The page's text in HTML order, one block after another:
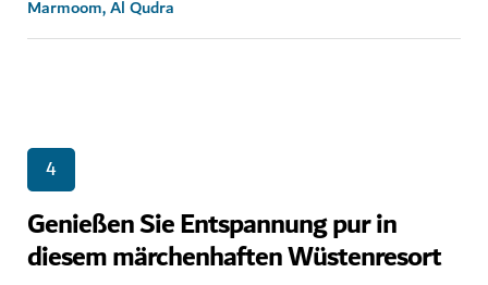
Marmoom, Al Qudra
4
Genießen Sie Entspannung pur in
diesem märchenhaften Wüstenresort